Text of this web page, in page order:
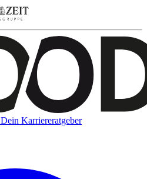
Dein Karriereratgeber